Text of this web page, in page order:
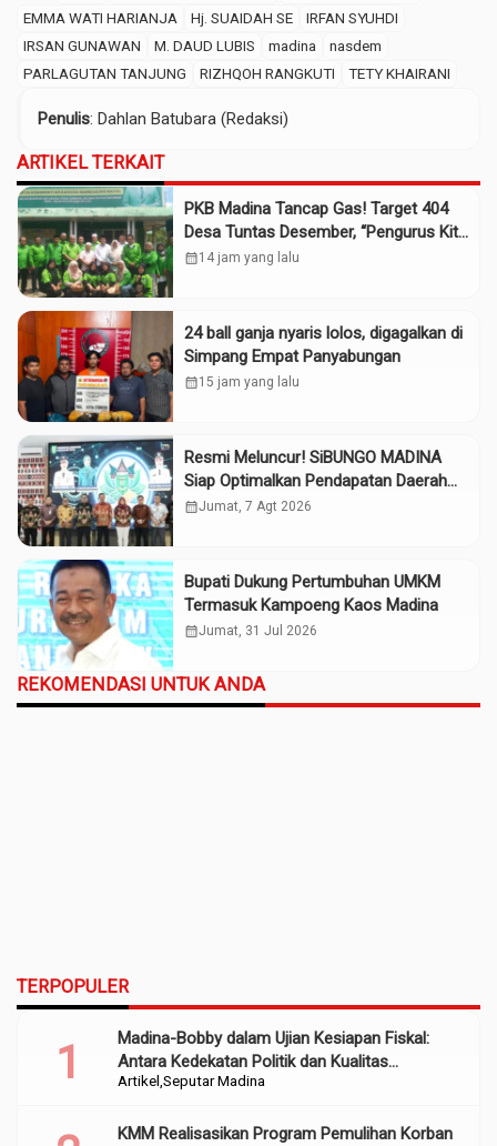
EMMA WATI HARIANJA Hj. SUAIDAH SE
IRFAN SYUHDI
IRSAN GUNAWAN
M. DAUD LUBIS madina
nasdem
PARLAGUTAN TANJUNG
RIZHQOH RANGKUTI TETY KHAIRANI
Penulis: Dahlan Batubara (Redaksi)
ARTIKEL TERKAIT
PKB Madina Tancap Gas! Target 404
Desa Tuntas Desember, “Pengurus Kita
Adalah Tokoh”
calendar_month14 jam yang lalu
24 ball ganja nyaris lolos, digagalkan di
Simpang Empat Panyabungan
calendar_month15 jam yang lalu
Resmi Meluncur! SiBUNGO MADINA
Siap Optimalkan Pendapatan Daerah
Madina
calendar_monthJumat, 7 Agt 2026
Bupati Dukung Pertumbuhan UMKM
Termasuk Kampoeng Kaos Madina
calendar_monthJumat, 31 Jul 2026
REKOMENDASI UNTUK ANDA
TERPOPULER
Artikel Seputar Madina
Madina-Bobby dalam Ujian Kesiapan Fiskal:
Antara Kedekatan Politik dan Kualitas
Perencanaan
KMM Realisasikan Program Pemulihan Korban